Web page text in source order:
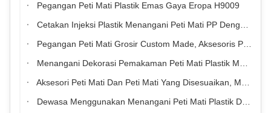
Pegangan Peti Mati Plastik Emas Gaya Eropa H9009
Cetakan Injeksi Plastik Menangani Peti Mati PP Dengan Desain Yang Wajar
Pegangan Peti Mati Grosir Custom Made, Aksesoris Peti Mati Anti Korosi
Menangani Dekorasi Pemakaman Peti Mati Plastik Mengatur Warna Emas, Perak Dan Tembaga
Aksesori Peti Mati Dan Peti Mati Yang Disesuaikan, Menangani Peti Mati Ringan
Dewasa Menggunakan Menangani Peti Mati Plastik Dengan Gaya Afrika H9004 Set